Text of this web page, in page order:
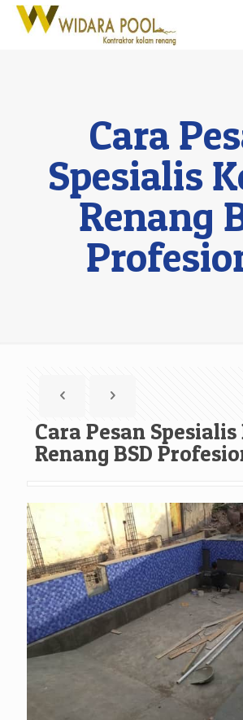
Cara
Spesialis
Renang
Cara Pesan
Renang BSD